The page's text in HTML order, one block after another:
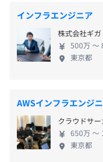
受動喫煙防止措置に
従業員に対する受動
対策内容：屋内禁煙
豊肥本線／原水駅
豊肥本線／瀬田駅
・特別休暇（慶弔
・産前産後休暇
・育児休業
・子育て応援休暇
※有給休暇：入社初
年度以降最大20日
※勤務地により一部
がる業界は、ダイ
TELは、将来の世
うことで、世の中
出し、半導体製造
◎TELの特徴： ・
布・現像、エッ
のキープロセスに
造装置メーカー ・
アを有し、日本及
研究開発力の強化
インフラエンジニア
株式会社ギガ
500万 〜
東京都
AWSインフラエンジ
クラウドサ
650万 〜
東京都